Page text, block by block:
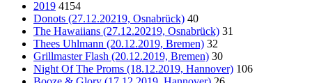
2019 4154
Donots (27.12.20219, Osnabrück) 40
The Hawaiians (27.12.20219, Osnabrück) 31
Thees Uhlmann (20.12.2019, Bremen) 32
Grillmaster Flash (20.12.2019, Bremen) 30
Night Of The Proms (18.12.2019, Hannover) 106